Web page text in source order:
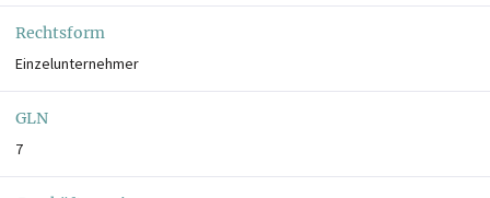
Rechtsform
Einzelunternehmer
GLN
7